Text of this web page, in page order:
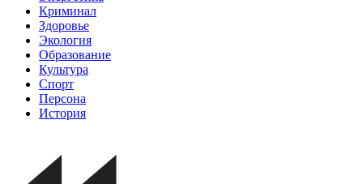
Криминал
Здоровье
Экология
Образование
Культура
Спорт
Персона
История